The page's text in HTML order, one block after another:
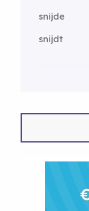
snijde
snijdt